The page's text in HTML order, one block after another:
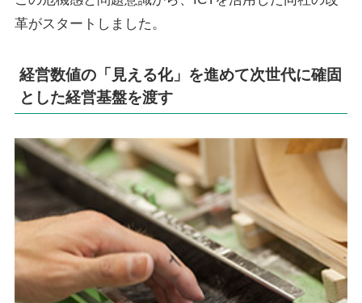
革がスタートしました。
経営数値の「見える化」を進めて次世代に確固
とした経営基盤を渡す